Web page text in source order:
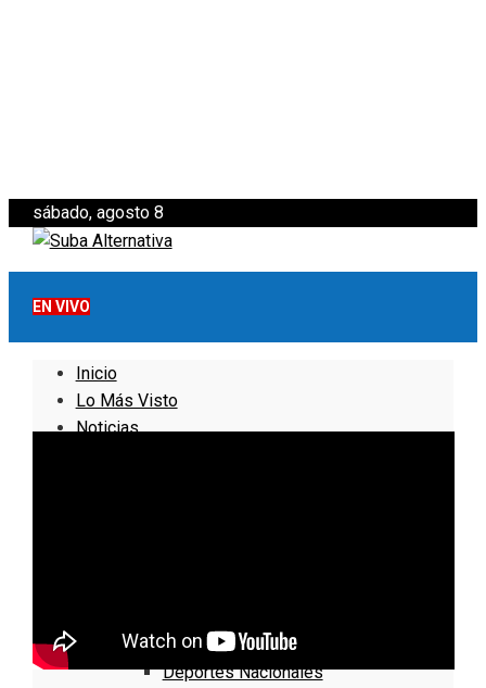
sábado, agosto 8
EN VIVO
Inicio
Lo Más Visto
Noticias
Deportes Locales
Deportes Nacionales